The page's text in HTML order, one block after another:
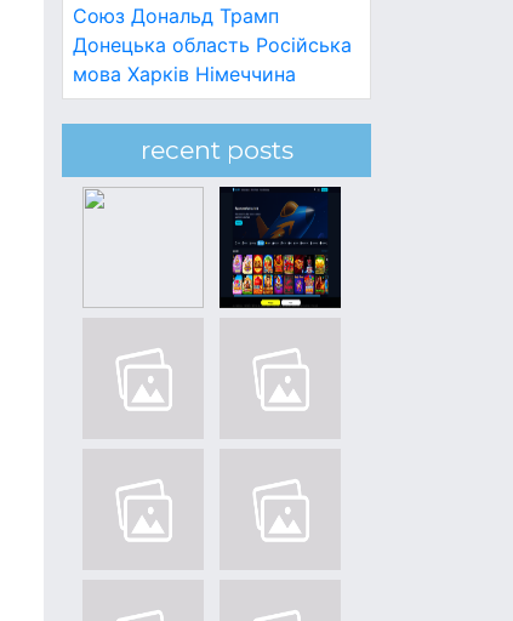
Союз Дональд Трамп
Донецька область Російська
мова Харків Німеччина
recent posts